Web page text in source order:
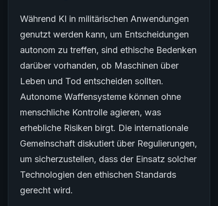
Während KI in militärischen Anwendungen
genutzt werden kann, um Entscheidungen
autonom zu treffen, sind ethische Bedenken
darüber vorhanden, ob Maschinen über
Leben und Tod entscheiden sollten.
Autonome Waffensysteme können ohne
menschliche Kontrolle agieren, was
erhebliche Risiken birgt. Die internationale
Gemeinschaft diskutiert über Regulierungen,
um sicherzustellen, dass der Einsatz solcher
Technologien den ethischen Standards
gerecht wird.